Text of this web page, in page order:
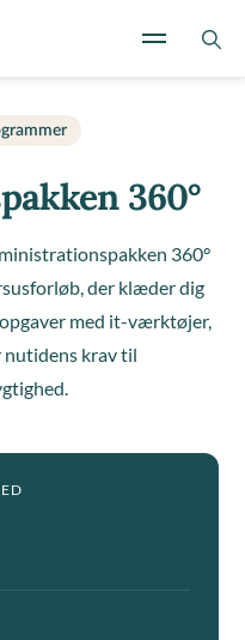
360°
360°
der klæder dig
med it-værktøjer,
krav til